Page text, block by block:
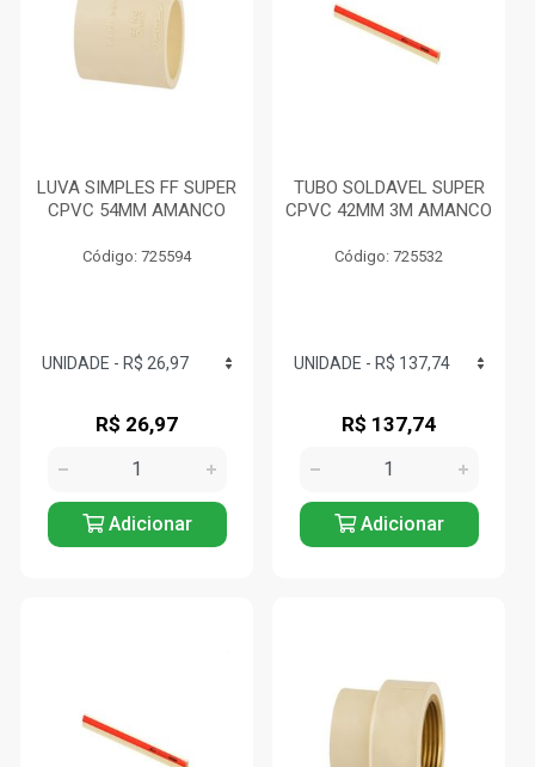
LUVA SIMPLES FF SUPER
CPVC 54MM AMANCO
Código: 725594
R$ 26,97
Adicionar
TUBO SOLDAVEL SUPER
CPVC 42MM 3M AMANCO
Código: 725532
R$ 137,74
Adicionar